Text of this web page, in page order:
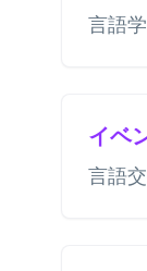
言語
イベ
言語